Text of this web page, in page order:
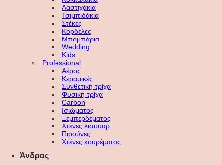
Λαστιχάκια
Τσιμπιδάκια
Στέκες
Κορδέλες
Μπομπάρια
Wedding
Kids
Professional
Αέρος
Κεραμικές
Συνθετική τρίχα
Φυσική τρίχα
Carbon
Ισιώματος
Ξεμπερδέματος
Χτένες λισουάρ
Πιρούνες
Χτένες κουρέματος
Άνδρας